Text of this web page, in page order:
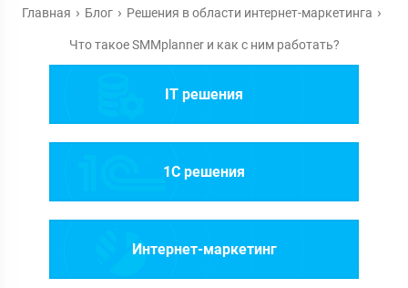
Главная Блог Решения в области интернет-маркетинга
Что такое SMMplanner и как с ним работать?
IT решения
1C решения
Интернет-маркетинг